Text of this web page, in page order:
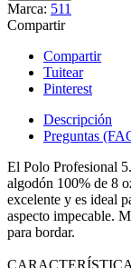
Marca: 511
Compartir
Compartir
Tuitear
Pinterest
Descripción
Preguntas
El Polo Profesional
algodón 100% de 8
excelente y es ideal
aspecto impecable.
para bordar.